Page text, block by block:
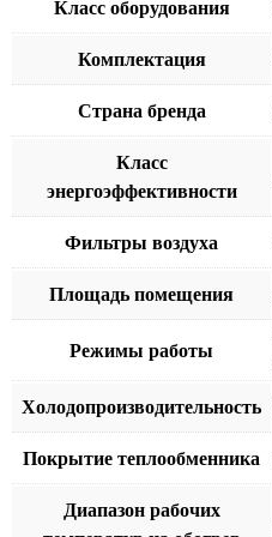
Класс оборудования
Комплектация
Страна бренда
Класс
энергоэффективности
Фильтры воздуха
Площадь помещения
Режимы работы
Холодопроизводительность
Покрытие теплообменника
Диапазон рабочих